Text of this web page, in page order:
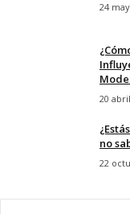
24
20
no
22